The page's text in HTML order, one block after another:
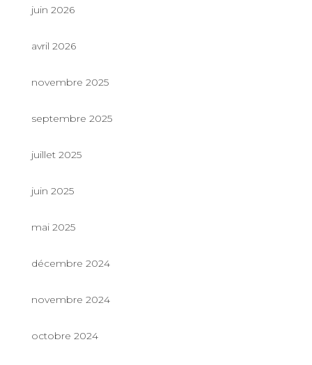
juin 2026
avril 2026
novembre 2025
septembre 2025
juillet 2025
juin 2025
mai 2025
décembre 2024
novembre 2024
octobre 2024